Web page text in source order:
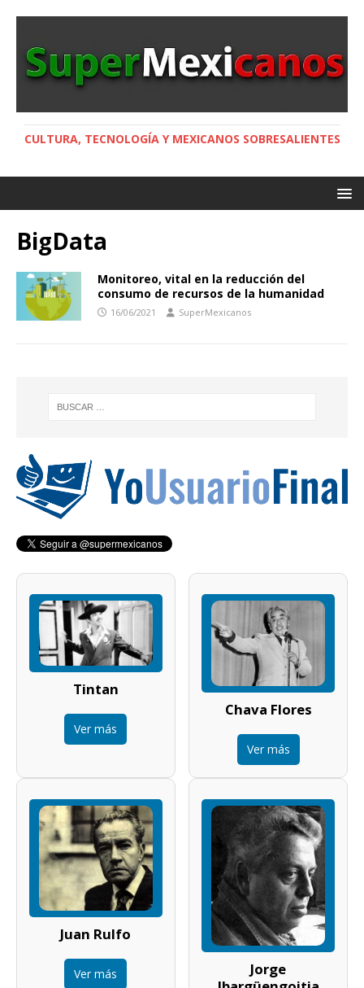
CULTURA, TECNOLOGÍA Y MEXICANOS SOBRESALIENTES
BigData
Monitoreo, vital en la reducción del
consumo de recursos de la humanidad
16/06/2021 SuperMexicanos
Tintan
Ver más
Chava Flores
Ver más
Juan Rulfo
Ver más
Jorge